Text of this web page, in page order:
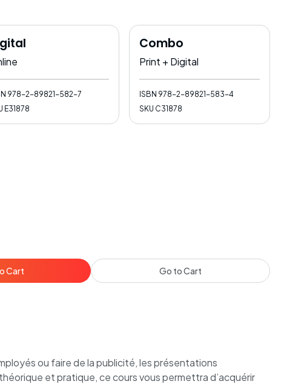
978-2-89821-582-7
E31878
Combo
Print + Digital
ISBN 978-2-89821-583-4
SKU C31878
Cart Go to Cart
ou faire de la publicité, les présentations
et pratique, ce cours vous permettra d’acquérir